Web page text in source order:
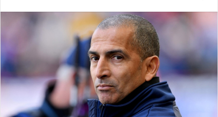
ر
د
ا
إ
ل